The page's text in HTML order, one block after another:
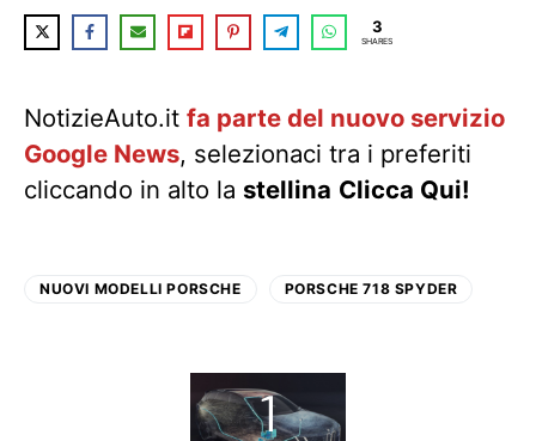
3
SHARES
NotizieAuto.it fa parte del nuovo servizio
Google News, selezionaci tra i preferiti
cliccando in alto la stellina Clicca Qui!
NUOVI MODELLI PORSCHE PORSCHE 718 SPYDER